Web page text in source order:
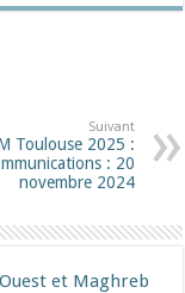
Suivant
Toulouse 2025 :
: 20
novembre 2024
et Maghreb